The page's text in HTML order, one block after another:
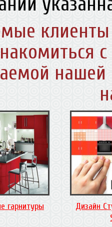
гарнитуры
Дизайн